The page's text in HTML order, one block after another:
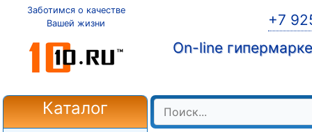
Заботимся о качестве
Вашей жизни
+7
On-line
Каталог